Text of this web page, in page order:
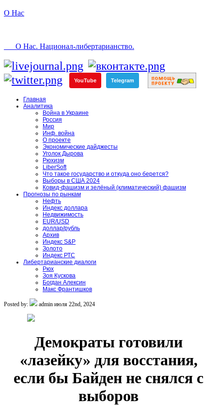
О Нас
О Нас. Национал-либертарианство.
YouTube Telegram
Главная
Аналитика
Война в Украине
Россия
Мир
Инф. война
О проекте
Экономические дайджесты
Уголок Дырова
Рюхизм
LiberSoft
Что такое государство и откуда оно берется?
Выборы в США 2024
Ковид-фашизм и зелёный (климатический) фашизм
Прогнозы по рынкам
Нефть
Индекс доллара
Недвижимость
EUR/USD
доллар/рубль
Архив
Индекс S&P
Золото
Индекс РТС
Либертарианские диалоги
Рюх
Зоя Кускова
Богдан Алексин
Макс Франтишков
Posted by: admin июля 22nd, 2024
Демократы готовили
«лазейку» для восстания,
если бы Байден не снялся с
выборов